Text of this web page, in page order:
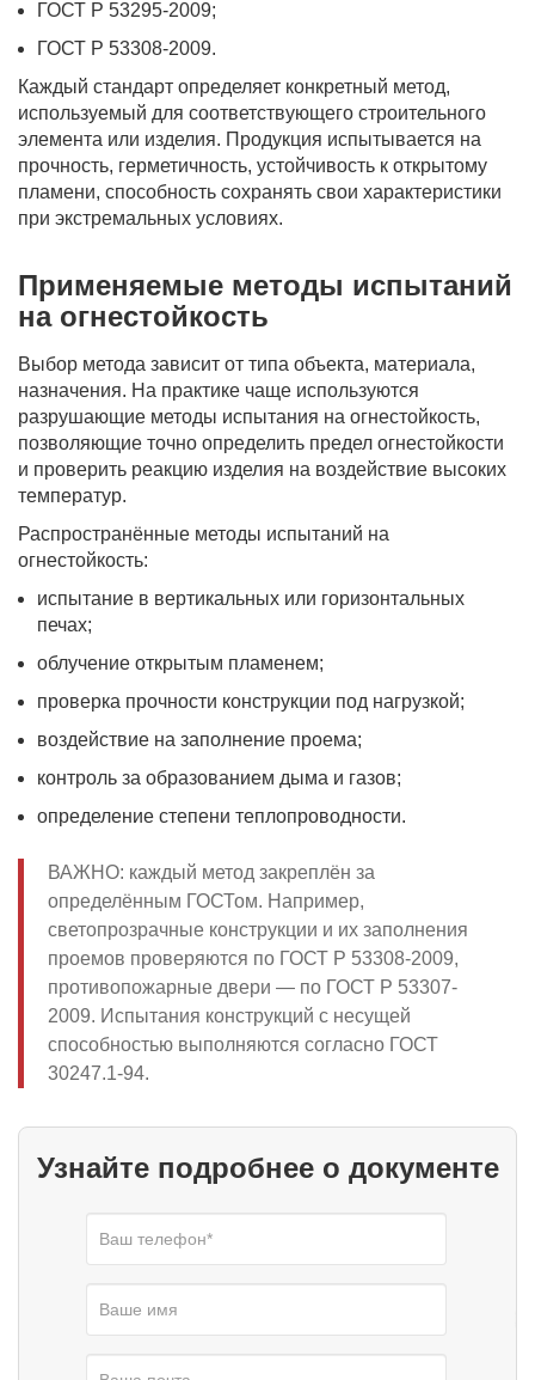
ГОСТ Р 53295-2009;
ГОСТ Р 53308-2009.
Каждый стандарт определяет конкретный метод,
используемый для соответствующего строительного
элемента или изделия. Продукция испытывается на
прочность, герметичность, устойчивость к открытому
пламени, способность сохранять свои характеристики
при экстремальных условиях.
Применяемые методы испытаний
на огнестойкость
Выбор метода зависит от типа объекта, материала,
назначения. На практике чаще используются
разрушающие методы испытания на огнестойкость,
позволяющие точно определить предел огнестойкости
и проверить реакцию изделия на воздействие высоких
температур.
Распространённые методы испытаний на
огнестойкость:
испытание в вертикальных или горизонтальных
печах;
облучение открытым пламенем;
проверка прочности конструкции под нагрузкой;
воздействие на заполнение проема;
контроль за образованием дыма и газов;
определение степени теплопроводности.
ВАЖНО: каждый метод закреплён за
определённым ГОСТом. Например,
светопрозрачные конструкции и их заполнения
проемов проверяются по ГОСТ Р 53308-2009,
противопожарные двери — по ГОСТ Р 53307-
2009. Испытания конструкций с несущей
способностью выполняются согласно ГОСТ
30247.1-94.
Узнайте подробнее о документе